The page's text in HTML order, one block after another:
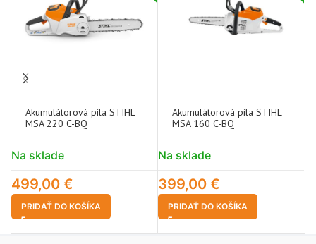
Akumulátorová píla STIHL
MSA 220 C-BQ
Na sklade
499,00 €
PRIDAŤ DO KOŠÍKA
Akumulátorová píla STIHL
MSA 160 C-BQ
Na sklade
399,00 €
PRIDAŤ DO KOŠÍKA